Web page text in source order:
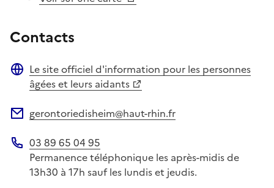
Contacts
Site web
Le site officiel d'information pour les personnes
âgées et leurs aidants
gerontoriedisheim@haut-rhin.fr
Téléphone
03 89 65 04 95
Permanence téléphonique les après-midis de
13h30 à 17h sauf les lundis et jeudis.